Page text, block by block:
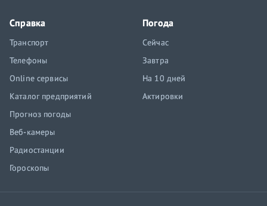
Справка
Транспорт
Телефоны
Online сервисы
Каталог предприятий
Прогноз погоды
Веб-камеры
Радиостанции
Гороскопы
Погода
Сейчас
Завтра
На 10 дней
Актировки